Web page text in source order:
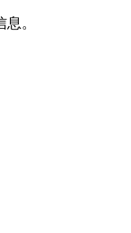
。